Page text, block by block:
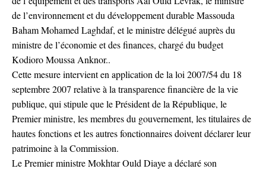
de l’environnement et du développement durable Massouda
Baham Mohamed Laghdaf, et le ministre délégué auprès du
ministre de l’économie et des finances, chargé du budget
Kodioro Moussa Anknor..
Cette mesure intervient en application de la loi 2007/54 du 18
septembre 2007 relative à la transparence financière de la vie
publique, qui stipule que le Président de la République, le
Premier ministre, les membres du gouvernement, les titulaires de
hautes fonctions et les autres fonctionnaires doivent déclarer leur
patrimoine à la Commission.
Le Premier ministre Mokhtar Ould Diaye a déclaré son